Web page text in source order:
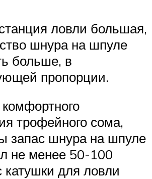
ловли большая,
шнура на шпуле
больше, в
пропорции.
трофейного сома,
запас шнура на шпуле
не менее 50-100
катушки для ловли